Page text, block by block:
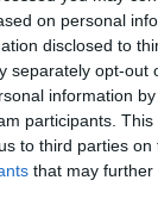
on personal
disclosed to
separately opt-out
information
participants.
to third parties on
that may
I hoped
a difference, I